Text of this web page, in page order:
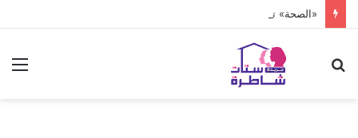
«الصحة» تعلن فحص أكثر من 10 ملايين طفل